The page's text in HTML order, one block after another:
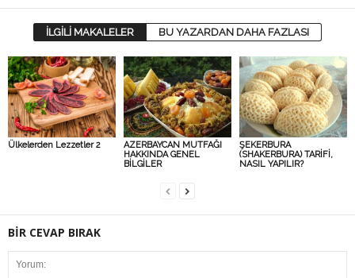
İLGİLİ MAKALELER BU YAZARDAN DAHA FAZLASI
Ülkelerden Lezzetler 2
AZERBAYCAN MUTFAĞI
HAKKINDA GENEL
BİLGİLER
ŞEKERBURA
(SHAKERBURA) TARİFİ,
NASIL YAPILIR?
BİR CEVAP BIRAK